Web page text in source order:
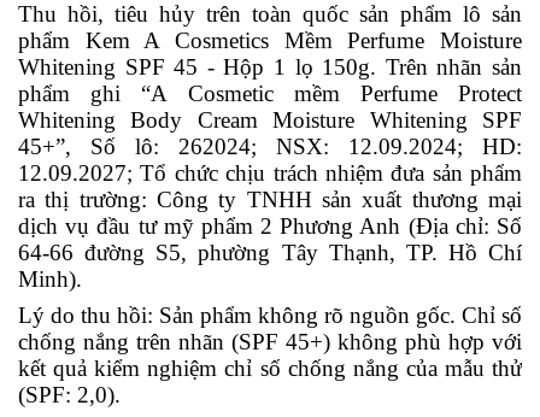
Thu hồi, tiêu hủy trên toàn quốc sản phẩm lô sản
phẩm Kem A Cosmetics Mềm Perfume Moisture
Whitening SPF 45 - Hộp 1 lọ 150g. Trên nhãn sản
phẩm ghi “A Cosmetic mềm Perfume Protect
Whitening Body Cream Moisture Whitening SPF
45+”, Số lô: 262024; NSX: 12.09.2024; HD:
12.09.2027; Tổ chức chịu trách nhiệm đưa sản phẩm
ra thị trường: Công ty TNHH sản xuất thương mại
dịch vụ đầu tư mỹ phẩm 2 Phương Anh (Địa chỉ: Số
64-66 đường S5, phường Tây Thạnh, TP. Hồ Chí
Minh).
Lý do thu hồi: Sản phẩm không rõ nguồn gốc. Chỉ số
chống nắng trên nhãn (SPF 45+) không phù hợp với
kết quả kiểm nghiệm chỉ số chống nắng của mẫu thử
(SPF: 2,0).